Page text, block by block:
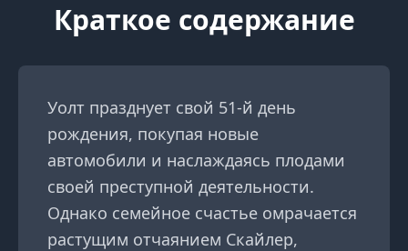
Краткое содержание
Уолт празднует свой 51-й день
рождения, покупая новые
автомобили и наслаждаясь плодами
своей преступной деятельности.
Однако семейное счастье омрачается
растущим отчаянием Скайлер,